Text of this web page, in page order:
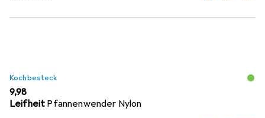
Kochbesteck
EUR
9,98
Leifheit Pfannenwender Nylon